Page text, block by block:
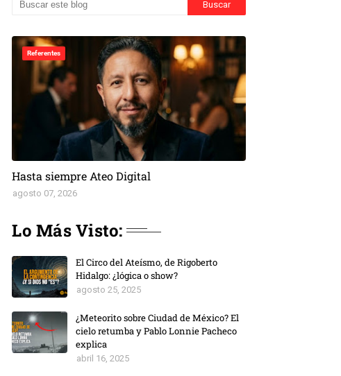
Referentes
Hasta siempre Ateo Digital
agosto 07, 2026
Lo Más Visto:
El Circo del Ateísmo, de Rigoberto
Hidalgo: ¿lógica o show?
agosto 25, 2025
¿Meteorito sobre Ciudad de México? El
cielo retumba y Pablo Lonnie Pacheco
explica
abril 16, 2025